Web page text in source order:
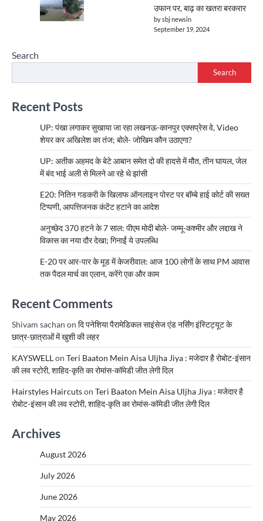
उफान पर, बाढ़ का खतरा बरकरार
by sbj newsin
September 19, 2024
Search
Search
Recent Posts
UP: पंखा लगाकर सुखाया जा रहा लखनऊ-कानपुर एक्सप्रेस वे, Video
शेयर कर अखिलेश का तंज; बोले- जोखिम कौन उठाएगा?
UP: अतीक अहमद के बेटे आबान समेत दो की हादसे में मौत, तीन घायल, जेल
में बंद भाई अली से मिलने आ रहे थे झांसी
E20: नितिन गडकरी के खिलाफ ऑनलाइन पोस्ट पर बॉम्बे हाई कोर्ट की सख्त
टिप्पणी, आपत्तिजनक कंटेंट हटाने का आदेश
अनुच्छेद 370 हटने के 7 साल: पीएम मोदी बोले- जम्मू-कश्मीर और लद्दाख ने
विकास का नया दौर देखा; गिनाईं ये उपलब्धि
E-20 पर आर-पार के मूड में केजरीवाल: आज 100 लोगों के साथ PM आवास
तक पैदल मार्च का एलान, करेंगे एक और काम
Recent Comments
Shivam sachan on दि पनेशिया पैरामेडिकल साइंसेज एंड नर्सिंग इंस्टिट्यूट के
छात्र-छात्राओं में खुशी की लहर
KAYSWELLon Teri Baaton Mein Aisa Uljha Jiya : मजेदार है रोबोट-इंसान
की लव स्टोरी, शाहिद-कृति का रोमांस-कॉमेडी जीत लेगी दिल
Hairstyles Haircutson Teri Baaton Mein Aisa Uljha Jiya : मजेदार है
रोबोट-इंसान की लव स्टोरी, शाहिद-कृति का रोमांस-कॉमेडी जीत लेगी दिल
Archives
August 2026
July 2026
June 2026
May 2026